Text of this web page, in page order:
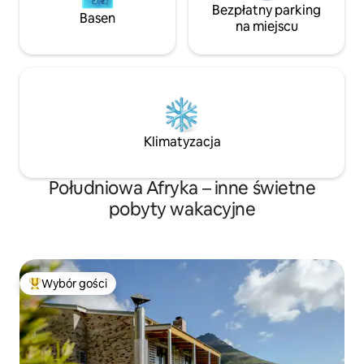
Basen
Bezpłatny parking
na miejscu
Klimatyzacja
Południowa Afryka – inne świetne
pobyty wakacyjne
Najpopularniejsze z kategorii Wybór gości
Wybór gości